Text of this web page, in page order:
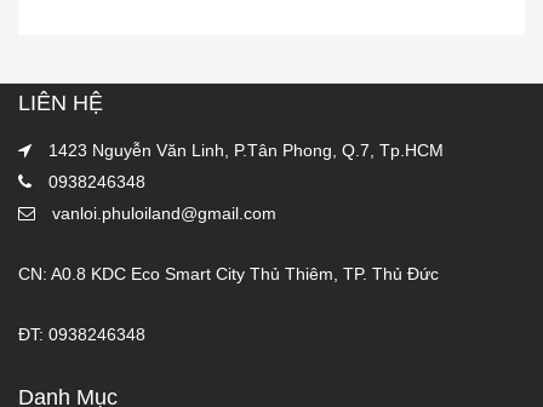
LIÊN HỆ
1423 Nguyễn Văn Linh, P.Tân Phong, Q.7, Tp.HCM
0938246348
vanloi.phuloiland@gmail.com
CN: A0.8 KDC Eco Smart City Thủ Thiêm, TP. Thủ Đức
ĐT: 0938246348
Danh Mục